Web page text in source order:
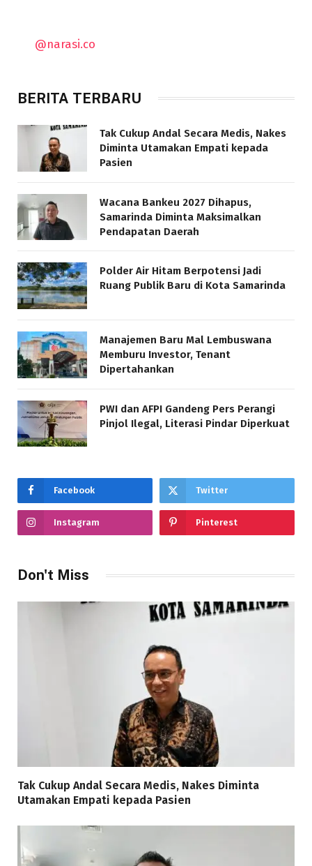
@narasi.co
BERITA TERBARU
Tak Cukup Andal Secara Medis, Nakes
Diminta Utamakan Empati kepada
Pasien
Wacana Bankeu 2027 Dihapus,
Samarinda Diminta Maksimalkan
Pendapatan Daerah
Polder Air Hitam Berpotensi Jadi
Ruang Publik Baru di Kota Samarinda
Manajemen Baru Mal Lembuswana
Memburu Investor, Tenant
Dipertahankan
PWI dan AFPI Gandeng Pers Perangi
Pinjol Ilegal, Literasi Pindar Diperkuat
Facebook Twitter
Instagram Pinterest
Don't Miss
Tak Cukup Andal Secara Medis, Nakes Diminta
Utamakan Empati kepada Pasien